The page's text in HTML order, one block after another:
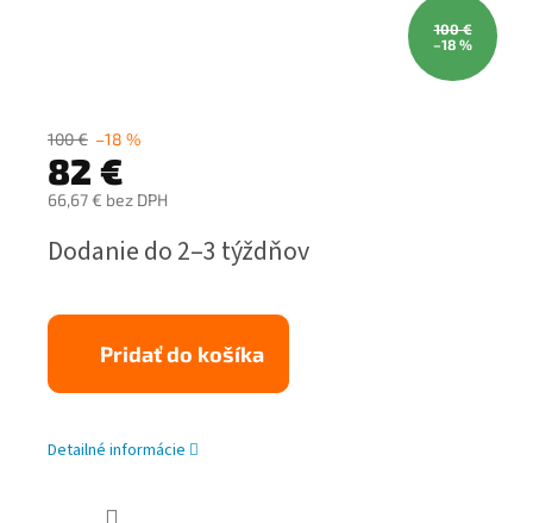
100 €
–18 %
100 € –18 %
82 €
66,67 € bez DPH
cena:
Dodanie do 2–3 týždňov
Pridať do košíka
Detailné informácie